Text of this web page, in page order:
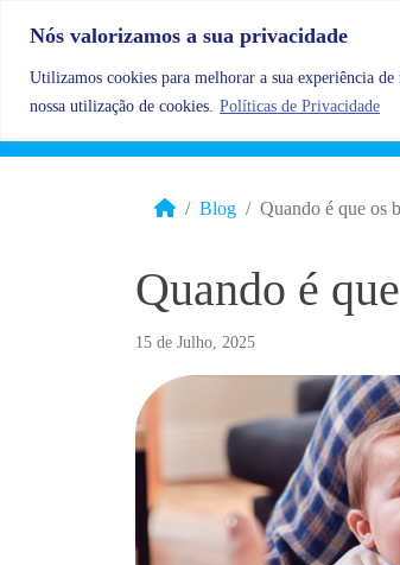
Nós valorizamos a sua privacidade
Utilizamos cookies para melhorar a sua experiência
nossa utilização de cookies. Políticas de Privacidade
Blog Quando é que os
Quando é
15 de Julho, 2025